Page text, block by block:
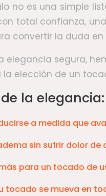
no es una simple
total confianza,
convertir la duda
elegancia segura,
elección de un
la
a medida que
sin sufrir dolor de
para un tocado de
tocado se mueva en